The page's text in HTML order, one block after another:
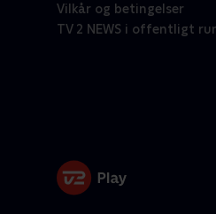
Vilkår og betingelser
TV 2 NEWS i offentligt